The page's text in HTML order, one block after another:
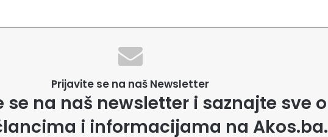
Prijavite se na naš Newsletter
se na naš newsletter i saznajte sve o
i informacijama na Akos.ba.